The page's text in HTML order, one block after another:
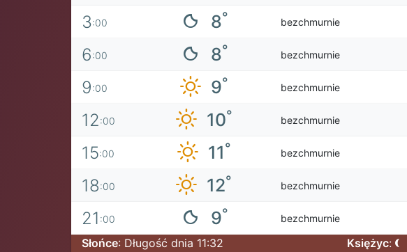
3:00 8° bezchmurnie
6:00 8° bezchmurnie
9:00 9° bezchmurnie
12:00 10° bezchmurnie
15:00 11° bezchmurnie
18:00 12° bezchmurnie
21 :00 9° bezchmurnie
Słońce: Długość dnia 11:32
Księżyc: